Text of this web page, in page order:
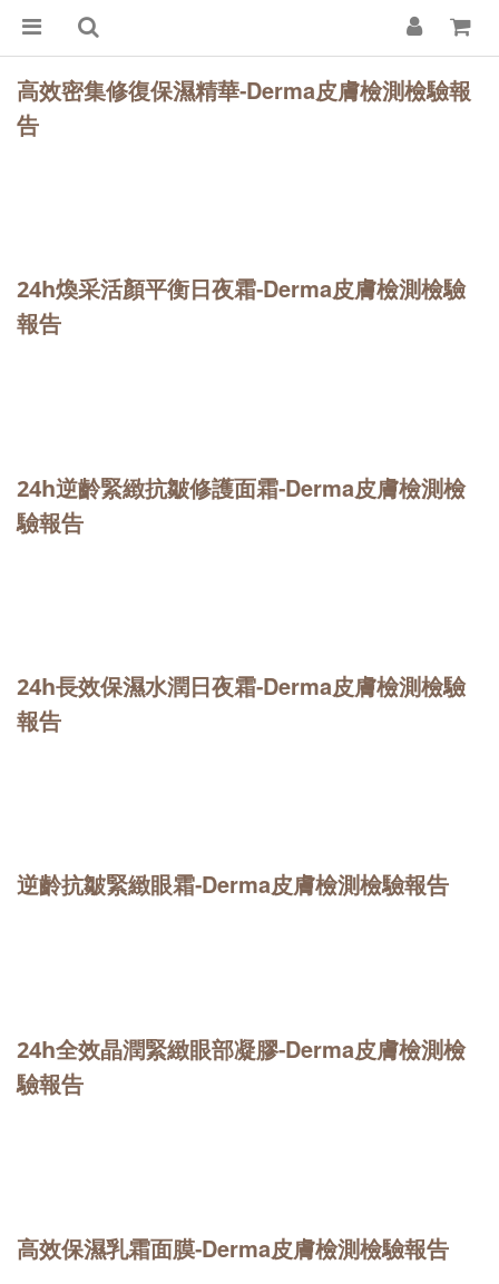
高效密集修復保濕精華-Derma皮膚檢測檢驗報
告
24h煥采活顏平衡日夜霜-Derma皮膚檢測檢驗
報告
24h逆齡緊緻抗皺修護面霜-Derma皮膚檢測檢
驗報告
24h長效保濕水潤日夜霜-Derma皮膚檢測檢驗
報告
逆齡抗皺緊緻眼霜-Derma皮膚檢測檢驗報告
24h全效晶潤緊緻眼部凝膠-Derma皮膚檢測檢
驗報告
高效保濕乳霜面膜-Derma皮膚檢測檢驗報告